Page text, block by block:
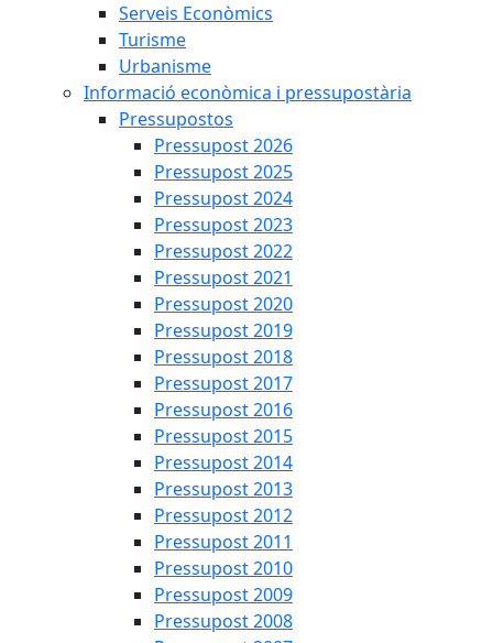
Serveis Econòmics
Turisme
Urbanisme
Informació econòmica i pressupostària
Pressupostos
Pressupost 2026
Pressupost 2025
Pressupost 2024
Pressupost 2023
Pressupost 2022
Pressupost 2021
Pressupost 2020
Pressupost 2019
Pressupost 2018
Pressupost 2017
Pressupost 2016
Pressupost 2015
Pressupost 2014
Pressupost 2013
Pressupost 2012
Pressupost 2011
Pressupost 2010
Pressupost 2009
Pressupost 2008